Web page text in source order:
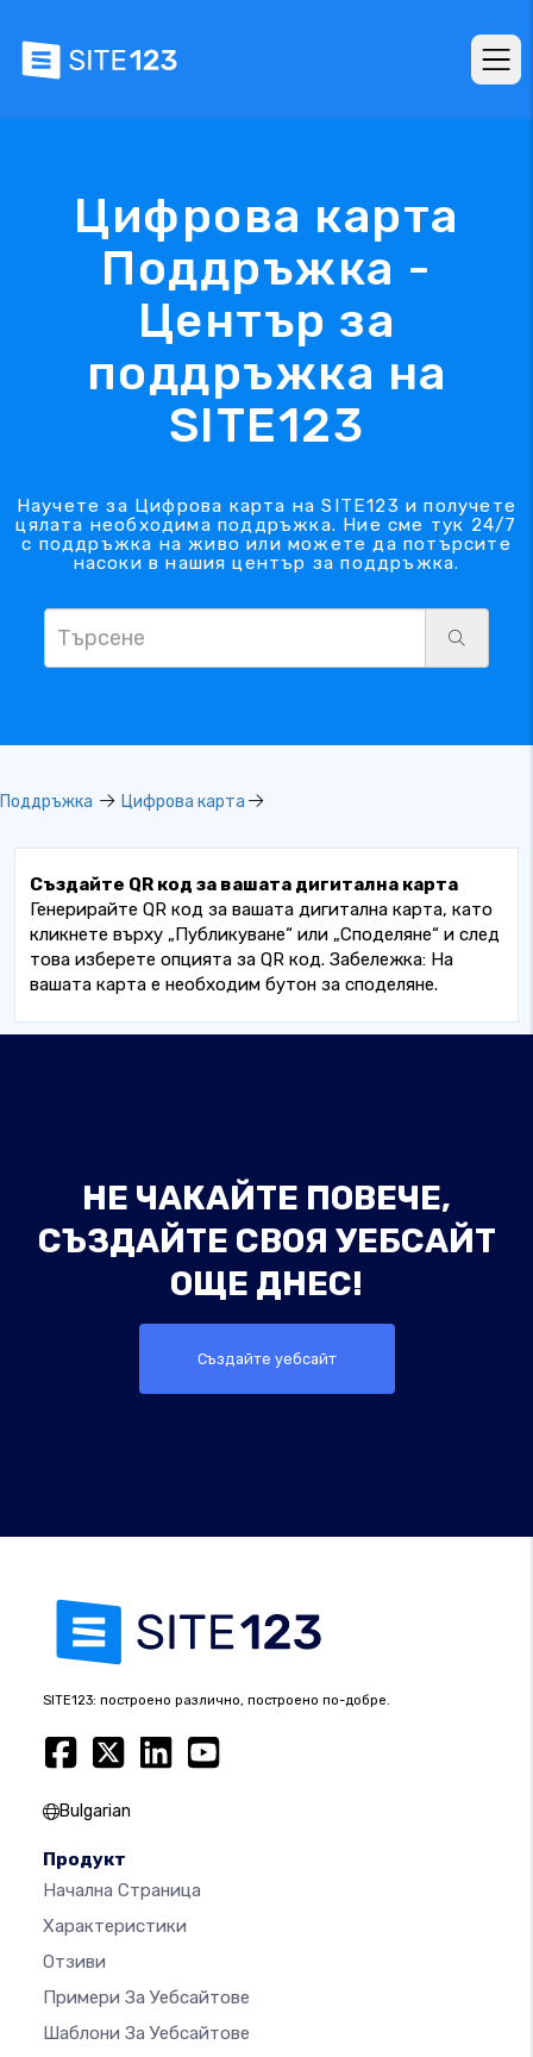
Цифрова карта
Поддръжка -
Център за
поддръжка на
SITE123
Научете за Цифрова карта на SITE123 и получете
цялата необходима поддръжка. Ние сме тук 24/7
с поддръжка на живо или можете да потърсите
насоки в нашия център за поддръжка.
Поддръжка Цифрова карта
Създайте QR код за вашата дигитална карта
Генерирайте QR код за вашата дигитална карта, като
кликнете върху „Публикуване“ или „Споделяне“ и след
това изберете опцията за QR код. Забележка: На
вашата карта е необходим бутон за споделяне.
НЕ ЧАКАЙТЕ ПОВЕЧЕ,
СЪЗДАЙТЕ СВОЯ УЕБСАЙТ
ОЩЕ ДНЕС!
Създайте уебсайт
SITE123: построено различно, построено по-добре.
Bulgarian
Продукт
Начална Страница
Характеристики
Отзиви
Примери За Уебсайтове
Шаблони За Уебсайтове